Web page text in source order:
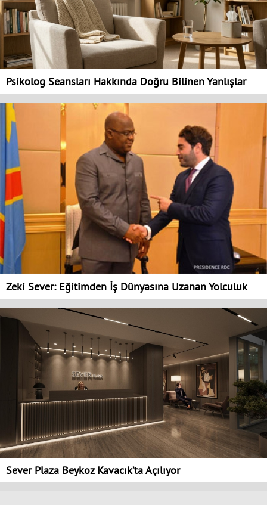
Psikolog Seansları Hakkında Doğru Bilinen Yanlışlar
Zeki Sever: Eğitimden İş Dünyasına Uzanan Yolculuk
Sever Plaza Beykoz Kavacık’ta Açılıyor